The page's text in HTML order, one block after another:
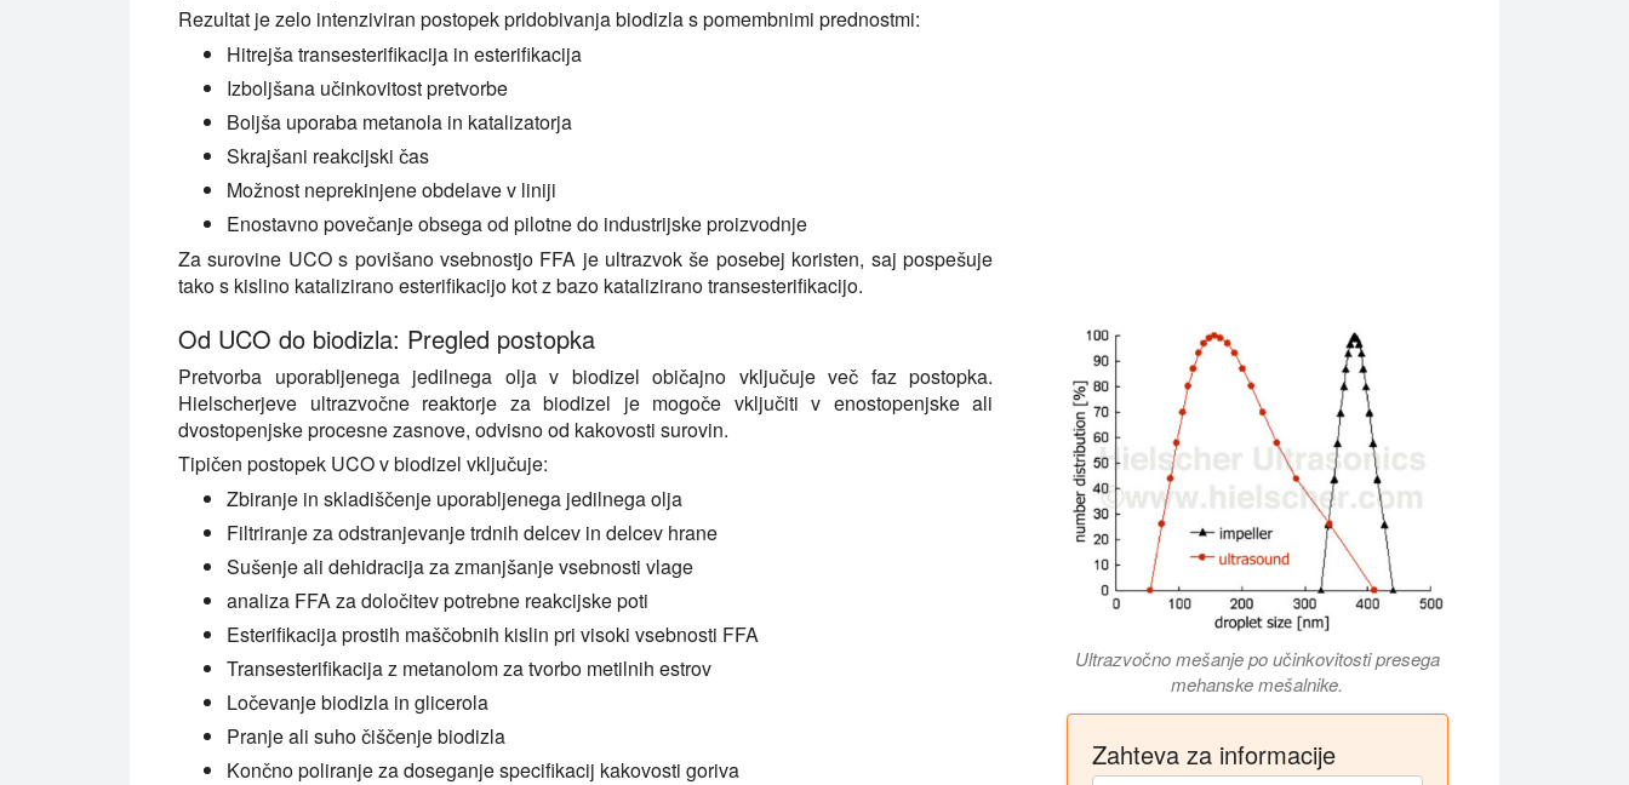
Rezultat je zelo intenziviran postopek pridobivanja biodizla s pomembnimi prednostmi:
Hitrejša transesterifikacija in esterifikacija
Izboljšana učinkovitost pretvorbe
Boljša uporaba metanola in katalizatorja
Skrajšani reakcijski čas
Možnost neprekinjene obdelave v liniji
Enostavno povečanje obsega od pilotne do industrijske proizvodnje
Za surovine UCO s povišano vsebnostjo FFA je ultrazvok še posebej koristen, saj pospešuje
tako s kislino katalizirano esterifikacijo kot z bazo katalizirano transesterifikacijo.
Od UCO do biodizla: Pregled postopka
Pretvorba uporabljenega jedilnega olja v biodizel običajno vključuje več faz postopka.
Hielscherjeve ultrazvočne reaktorje za biodizel je mogoče vključiti v enostopenjske ali
dvostopenjske procesne zasnove, odvisno od kakovosti surovin.
Tipičen postopek UCO v biodizel vključuje:
Zbiranje in skladiščenje uporabljenega jedilnega olja
Filtriranje za odstranjevanje trdnih delcev in delcev hrane
Sušenje ali dehidracija za zmanjšanje vsebnosti vlage
analiza FFA za določitev potrebne reakcijske poti
Esterifikacija prostih maščobnih kislin pri visoki vsebnosti FFA
Transesterifikacija z metanolom za tvorbo metilnih estrov
Ločevanje biodizla in glicerola
Pranje ali suho čiščenje biodizla
Končno poliranje za doseganje specifikacij kakovosti goriva
Ultrazvočno mešanje po učinkovitosti presega
mehanske mešalnike.
Zahteva za informacije